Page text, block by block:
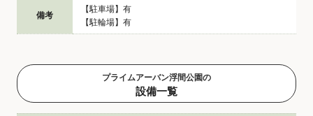
備考
【駐車場】有
【駐輪場】有
プライムアーバン浮間公園の
設備一覧